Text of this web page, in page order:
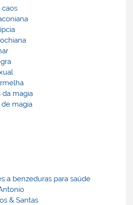
caos
da magia
de magia
a benzeduras para saúde
& Santas